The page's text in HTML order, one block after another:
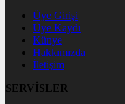
Üye Girişi
Üye Kaydı
Künye
Hakkımızda
İletişim
SERVİSLER